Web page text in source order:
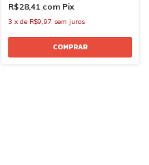
R$28,41 com Pix
3 x de R$9,97 sem juros